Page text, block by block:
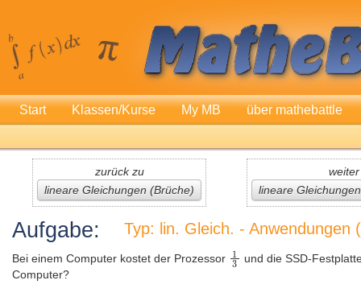
Start Klassen/Kurse My MB über mathebattle
zurück zu
lineare Gleichungen (Brüche)
lineare
Aufgabe: Typ: lin. Gleich. - Anwendungen
Bei einem Computer kostet der Prozessor
und die SSD-
Computer?